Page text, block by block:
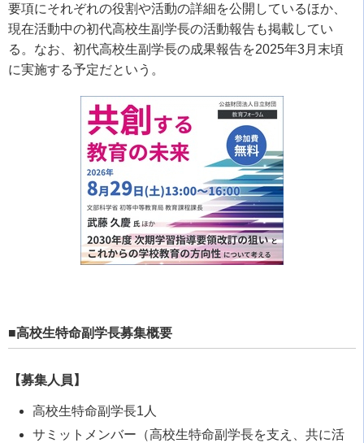
要項にそれぞれの役割や活動の詳細を公開しているほか、
現在活動中の初代高校生副学長の活動報告も掲載してい
る。なお、初代高校生副学長の成果報告を2025年3月末頃
に実施する予定だという。
■高校生特命副学長募集概要
【募集人員】
高校生特命副学長1人
サミットメンバー（高校生特命副学長を支え、共に活